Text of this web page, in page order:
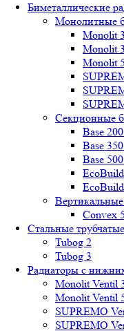
Биметаллические
Монолитные
Mоnоlit
Mоnоlit
Mоnоlit
Секционные
Base
Base
Base
Convex
Стальные
Tubog 2
Tubog 3
Радиаторы с
Monolit Ventil
Monolit Ventil
SUPREMO
SUPREMO